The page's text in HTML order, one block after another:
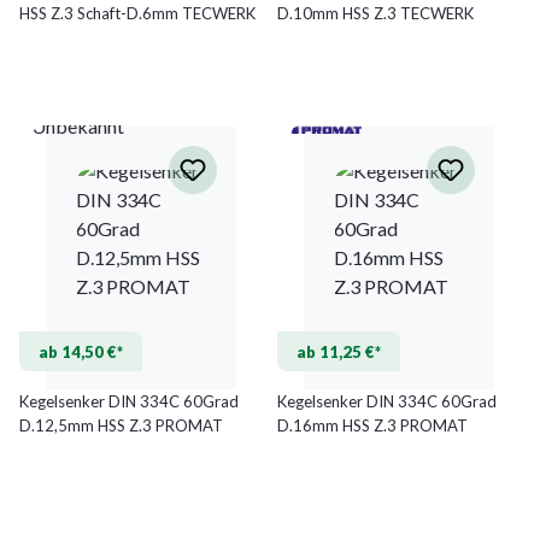
HSS Z.3 Schaft-D.6mm TECWERK
D.10mm HSS Z.3 TECWERK
Unbekannt
ab 14,50 €*
Kegelsenker DIN 334C 60Grad
D.12,5mm HSS Z.3 PROMAT
ab 11,25 €*
Kegelsenker DIN 334C 60Grad
D.16mm HSS Z.3 PROMAT